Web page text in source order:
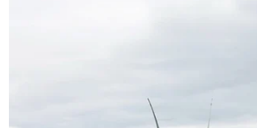
đã phối hợp với các lực lượng
chặn một vụ lừa đảo chiếm đoạt tài
giả danh cán bộ Công an.